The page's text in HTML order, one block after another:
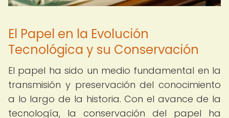
El Papel en la Evolución
Tecnológica y su Conservación
El papel ha sido un medio fundamental en la
transmisión y preservación del conocimiento
a lo largo de la historia. Con el avance de la
tecnología, la conservación del papel ha